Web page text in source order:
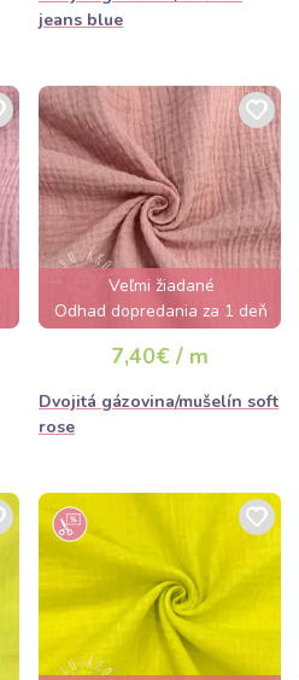
jeans blue
Veľmi žiadané
Odhad dopredania za 1 deň
7,40€ / m
Dvojitá gázovina/mušelín soft
rose